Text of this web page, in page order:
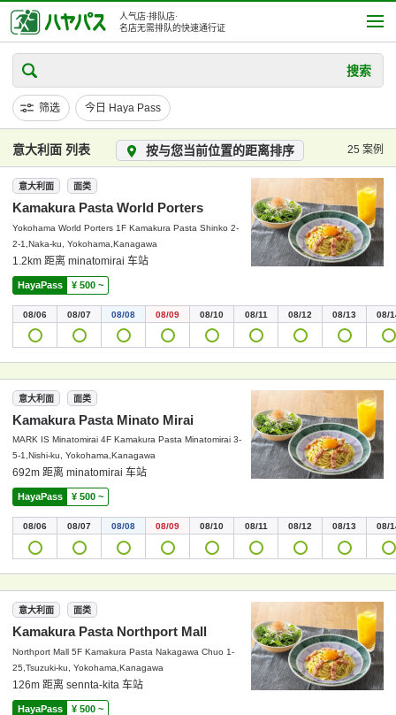
人气店·排队店·
名店无需排队的快速通行证
搜索
筛选 今日 Haya Pass
意大利面 列表 按与您当前位置的距离排序 25 案例
意大利面 面类
Kamakura Pasta World Porters
Yokohama World Porters 1F Kamakura Pasta Shinko 2-
2-1,Naka-ku, Yokohama,Kanagawa
1.2km 距离 minatomirai 车站
HayaPass ¥ 500 ~
08/06 08/07 08/08 08/09 08/10 08/11 08/12 08/13 08/
意大利面 面类
Kamakura Pasta Minato Mirai
MARK IS Minatomirai 4F Kamakura Pasta Minatomirai 3-
5-1,Nishi-ku, Yokohama,Kanagawa
692m 距离 minatomirai 车站
HayaPass ¥ 500 ~
08/06 08/07 08/08 08/09 08/10 08/11 08/12 08/13 08/
意大利面 面类
Kamakura Pasta Northport Mall
Northport Mall 5F Kamakura Pasta Nakagawa Chuo 1-
25,Tsuzuki-ku, Yokohama,Kanagawa
126m 距离 sennta-kita 车站
HayaPass ¥ 500 ~